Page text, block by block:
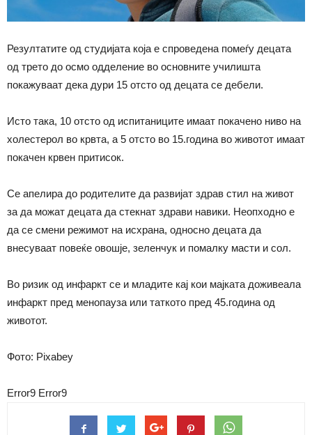
Резултатите од студијата која е спроведена помеѓу децата
од трето до осмо одделение во основните училишта
покажуваат дека дури 15 отсто од децата се дебели.
Исто така, 10 отсто од испитаниците имаат покачено ниво на
холестерол во крвта, а 5 отсто во 15.година во животот имаат
покачен крвен притисок.
Се апелира до родителите да развијат здрав стил на живот
за да можат децата да стекнат здрави навики. Неопходно е
да се смени режимот на исхрана, односно децата да
внесуваат повеќе овошје, зеленчук и помалку масти и сол.
Во ризик од инфаркт се и младите кај кои мајката доживеала
инфаркт пред менопауза или таткото пред 45.година од
животот.
Фото: Pixabey
Error9 Error9